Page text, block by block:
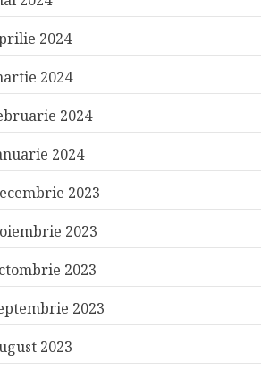
2024
2024
2024
2024
2023
2023
2023
2023
2023